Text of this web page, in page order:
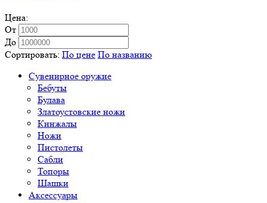
Цена:
От
До
Сортировать: По цене По названию
Сувенирное оружие
Бебуты
Булава
Златоустовские ножи
Кинжалы
Ножи
Пистолеты
Сабли
Топоры
Шашки
Аксессуары